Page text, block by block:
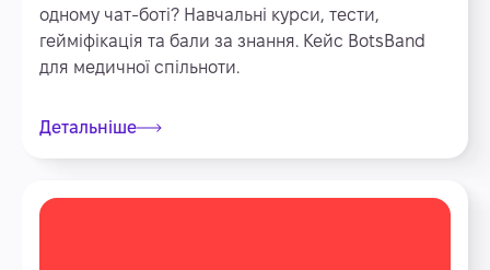
одному чат-боті? Навчальні курси, тести,
гейміфікація та бали за знання. Кейс BotsBand
для медичної спільноти.
Детальніше